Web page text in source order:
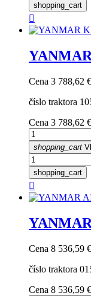
shopping_cart

Cena 3 788,62 €
číslo traktora
Cena 3 788,62 €
shopping_cart
shopping_cart

Cena 8 536,59 €
číslo traktora
Cena 8 536,59 €